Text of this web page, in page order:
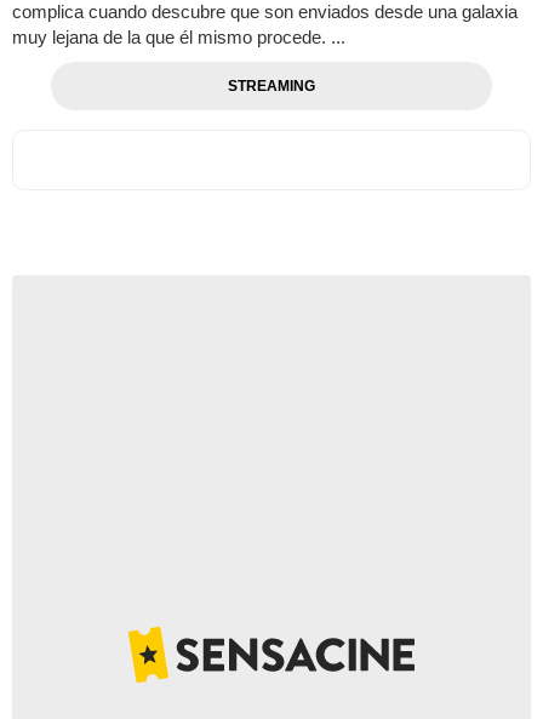
complica cuando descubre que son enviados desde una galaxia
muy lejana de la que él mismo procede. ...
STREAMING